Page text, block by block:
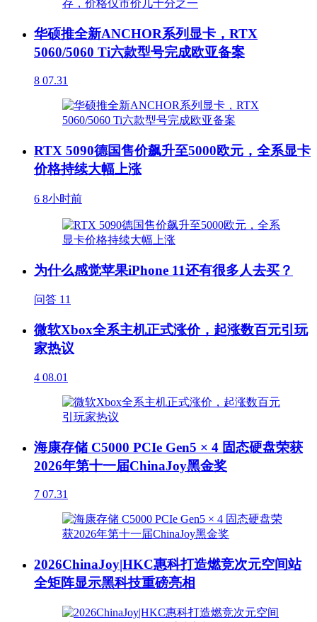
华硕推全新ANCHOR系列显卡，RTX
5060/5060 Ti六款型号完成欧亚备案
8 07.31
RTX 5090德国售价飙升至5000欧元，全系显卡
价格持续大幅上涨
6 8小时前
为什么感觉苹果iPhone 11还有很多人去买？
问答 11
微软Xbox全系主机正式涨价，起涨数百元引玩
家热议
4 08.01
海康存储 C5000 PCIe Gen5 × 4 固态硬盘荣获
2026年第十一届ChinaJoy黑金奖
7 07.31
2026ChinaJoy|HKC惠科打造燃竞次元空间站
全矩阵显示黑科技重磅亮相